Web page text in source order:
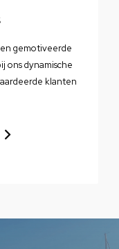
gemotiveerde
ons dynamische
klanten